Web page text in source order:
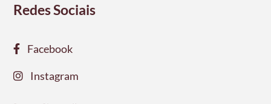
Redes Sociais
Facebook
Instagram